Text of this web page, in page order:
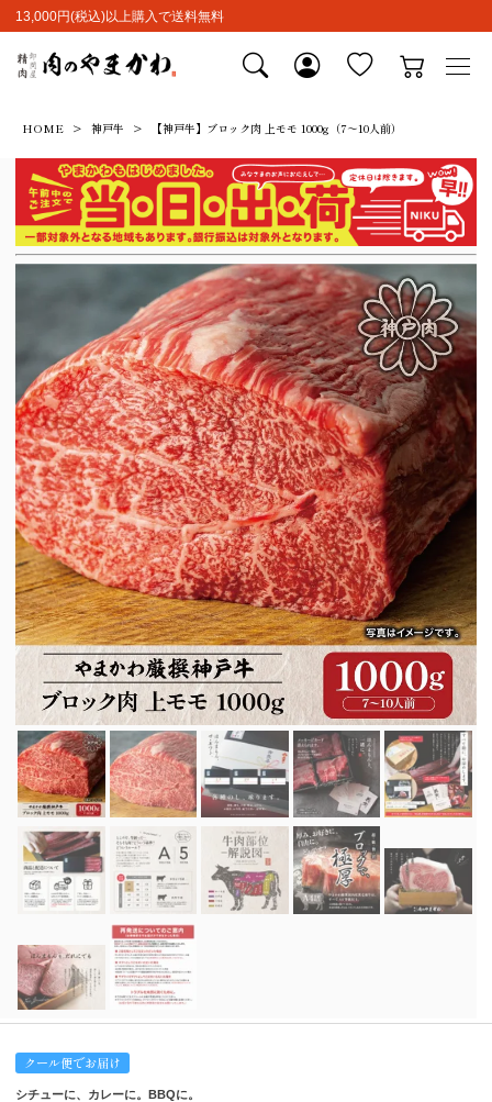
13,000円(税込)以上購入で送料無料
HOME 神戸牛 【神戸牛】ブロック肉 上モモ 1000g（7～10人前）
クール便でお届け
シチューに、カレーに。BBQに。